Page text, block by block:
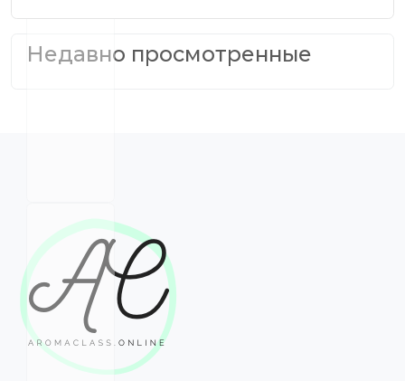
Недавно просмотренные